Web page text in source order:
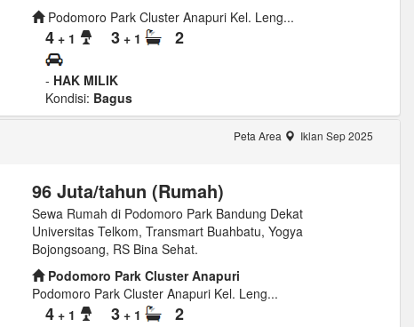
Podomoro Park Cluster Anapuri Kel. Leng...
4 + 1 3 + 1 2
- HAK MILIK
Kondisi: Bagus
Peta Area Iklan Sep 2025
96 Juta/tahun (Rumah)
Sewa Rumah di Podomoro Park Bandung Dekat
Universitas Telkom, Transmart Buahbatu, Yogya
Bojongsoang, RS Bina Sehat.
Podomoro Park Cluster Anapuri
Podomoro Park Cluster Anapuri Kel. Leng...
4 + 1 3 + 1 2